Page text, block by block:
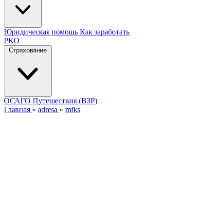
Юридическая помощь Как заработать
РКО
Страхование
ОСАГО Путешествия (ВЗР)
Главная » adresa » mfks